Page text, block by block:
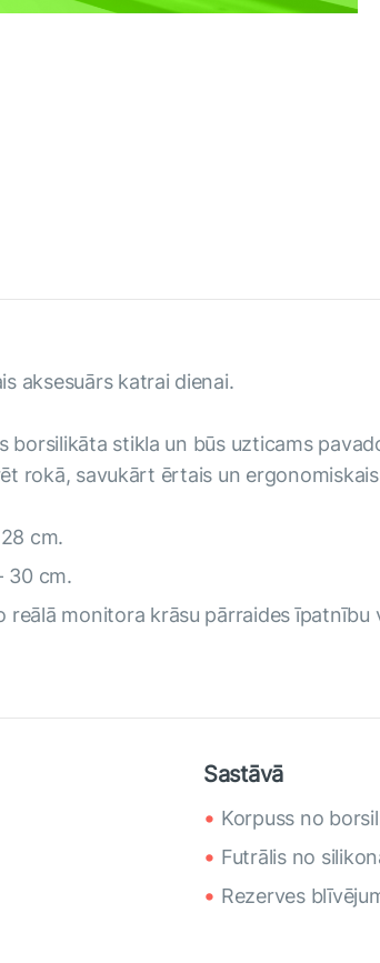
aksesuārs katrai dienai.
stikla un būs uzticams
rokā, savukārt ērtais un
cm.
30 cm.
monitora krāsu pārraides īpatnību
Sastāvā
Korpuss no
Futrālis no
Rezerves